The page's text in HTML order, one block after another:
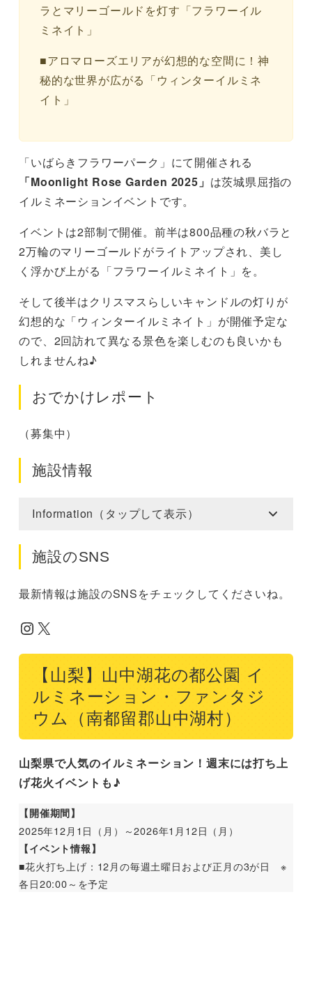
ラとマリーゴールドを灯す「フラワーイル
ミネイト」
■アロマローズエリアが幻想的な空間に！神
秘的な世界が広がる「ウィンターイルミネ
イト」
「いばらきフラワーパーク」にて開催される
「Moonlight Rose Garden 2025」 は茨城県屈指の
イルミネーションイベントです。
イベントは2部制で開催。前半は800品種の秋バラと
2万輪のマリーゴールドがライトアップされ、美し
く浮かび上がる「フラワーイルミネイト」を。
そして後半はクリスマスらしいキャンドルの灯りが
幻想的な「ウィンターイルミネイト」が開催予定な
ので、2回訪れて異なる景色を楽しむのも良いかも
しれませんね♪
おでかけレポート
（募集中）
施設情報
Information（タップして表示）
施設のSNS
最新情報は施設のSNSをチェックしてくださいね。
Instagram
X
【山梨】山中湖花の都公園 イ
ルミネーション・ファンタジ
ウム（南都留郡山中湖村）
山梨県で人気のイルミネーション！週末には打ち上
げ花火イベントも♪
【開催期間】
2025年12月1日（月）～2026年1月12日（月）
【イベント情報】
■花火打ち上げ：12月の毎週土曜日および正月の3が日 ※
各日20:00～を予定